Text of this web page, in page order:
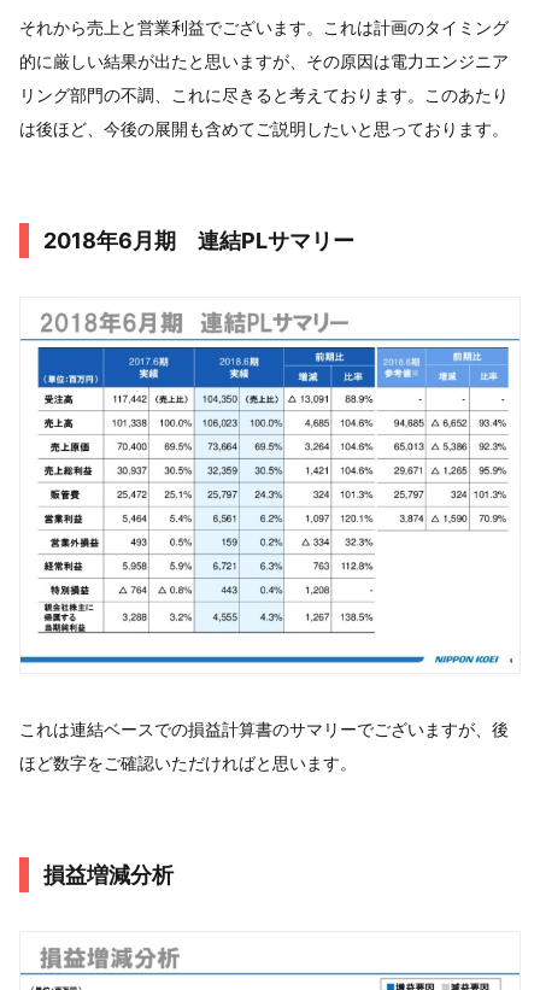
それから売上と営業利益でございます。これは計画のタイミング
的に厳しい結果が出たと思いますが、その原因は電力エンジニア
リング部門の不調、これに尽きると考えております。このあたり
は後ほど、今後の展開も含めてご説明したいと思っております。
2018年6月期 連結PLサマリー
これは連結ベースでの損益計算書のサマリーでございますが、後
ほど数字をご確認いただければと思います。
損益増減分析